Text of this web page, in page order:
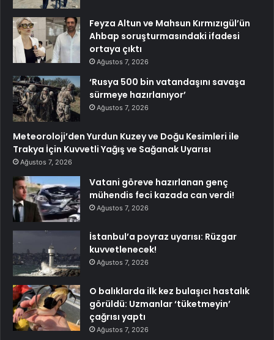
Feyza Altun ve Mahsun Kırmızıgül’ün
Ahbap soruşturmasındaki ifadesi
ortaya çıktı
Ağustos 7, 2026
‘Rusya 500 bin vatandaşını savaşa
sürmeye hazırlanıyor’
Ağustos 7, 2026
Meteoroloji’den Yurdun Kuzey ve Doğu Kesimleri ile
Trakya İçin Kuvvetli Yağış ve Sağanak Uyarısı
Ağustos 7, 2026
Vatani göreve hazırlanan genç
mühendis feci kazada can verdi!
Ağustos 7, 2026
İstanbul’a poyraz uyarısı: Rüzgar
kuvvetlenecek!
Ağustos 7, 2026
O balıklarda ilk kez bulaşıcı hastalık
görüldü: Uzmanlar ‘tüketmeyin’
çağrısı yaptı
Ağustos 7, 2026